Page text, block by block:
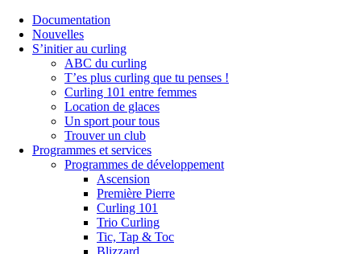
Documentation
Nouvelles
S’initier au curling
ABC du curling
T’es plus curling que tu penses !
Curling 101 entre femmes
Location de glaces
Un sport pour tous
Trouver un club
Programmes et services
Programmes de développement
Ascension
Première Pierre
Curling 101
Trio Curling
Tic, Tap & Toc
Blizzard